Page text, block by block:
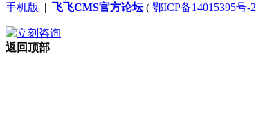
手机版 | 飞飞CMS官方论坛( 鄂ICP备14015395号-2
返回顶部